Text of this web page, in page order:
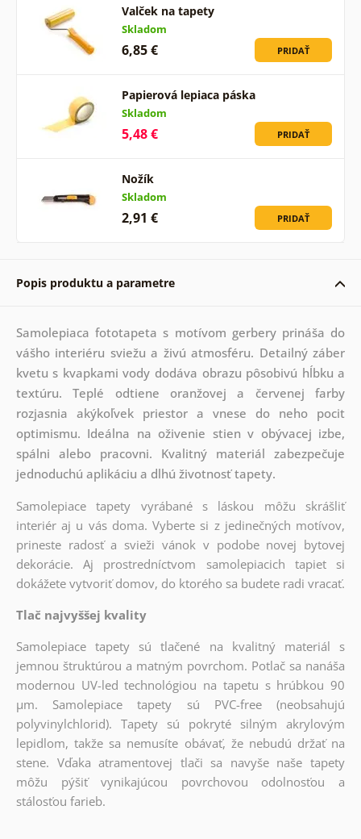
Valček na tapety
Skladom
6,85 € PRIDAŤ
Papierová lepiaca páska
Skladom
5,48 € PRIDAŤ
Nožík
Skladom
2,91 € PRIDAŤ
Popis produktu a parametre
Samolepiaca fototapeta s motívom gerbery prináša do
vášho interiéru sviežu a živú atmosféru. Detailný záber
kvetu s kvapkami vody dodáva obrazu pôsobivú hĺbku a
textúru. Teplé odtiene oranžovej a červenej farby
rozjasnia akýkoľvek priestor a vnese do neho pocit
optimismu. Ideálna na oživenie stien v obývacej izbe,
spálni alebo pracovni. Kvalitný materiál zabezpečuje
jednoduchú aplikáciu a dlhú životnosť tapety.
Samolepiace tapety vyrábané s láskou môžu skrášliť
interiér aj u vás doma. Vyberte si z jedinečných motívov,
prineste radosť a svieži vánok v podobe novej bytovej
dekorácie. Aj prostredníctvom samolepiacich tapiet si
dokážete vytvoriť domov, do ktorého sa budete radi vracať.
Tlač najvyššej kvality
Samolepiace tapety sú tlačené na kvalitný materiál s
jemnou štruktúrou a matným povrchom. Potlač sa nanáša
modernou UV-led technológiou na tapetu s hrúbkou 90
µm. Samolepiace tapety sú PVC-free (neobsahujú
polyvinylchlorid). Tapety sú pokryté silným akrylovým
lepidlom, takže sa nemusíte obávať, že nebudú držať na
stene. Vďaka atramentovej tlači sa navyše naše tapety
môžu pýšiť vynikajúcou povrchovou odolnosťou a
stálosťou farieb.